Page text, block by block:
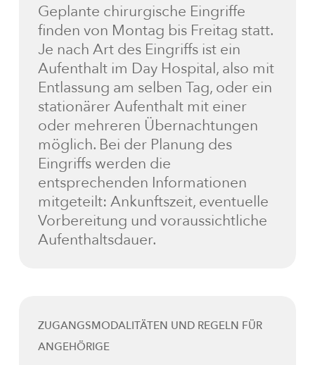
Geplante chirurgische Eingriffe
finden von Montag bis Freitag statt.
Je nach Art des Eingriffs ist ein
Aufenthalt im Day Hospital, also mit
Entlassung am selben Tag, oder ein
stationärer Aufenthalt mit einer
oder mehreren Übernachtungen
möglich. Bei der Planung des
Eingriffs werden die
entsprechenden Informationen
mitgeteilt: Ankunftszeit, eventuelle
Vorbereitung und voraussichtliche
Aufenthaltsdauer.
ZUGANGSMODALITÄTEN UND REGELN FÜR
ANGEHÖRIGE